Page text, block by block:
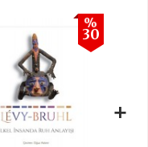
%
30
+